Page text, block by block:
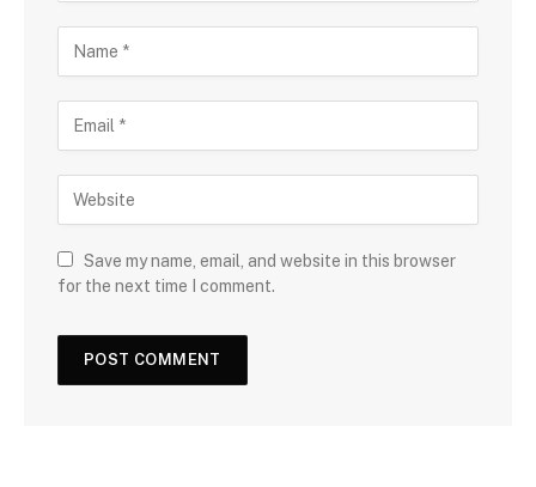
Save my name, email, and website in this browser
for the next time I comment.